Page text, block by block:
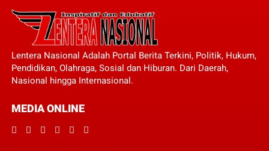
Lentera Nasional Adalah Portal Berita Terkini, Politik, Hukum,
Pendidikan, Olahraga, Sosial dan Hiburan. Dari Daerah,
Nasional hingga Internasional.
MEDIA ONLINE